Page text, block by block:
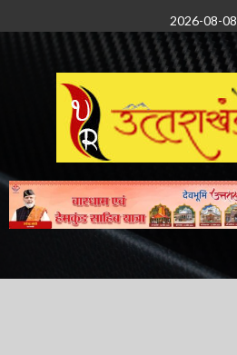
to
2026-08-08